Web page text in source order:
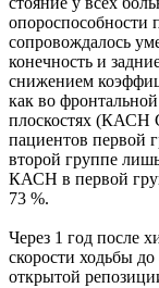
опороспособности
сопровождалось
конечность и
снижением
как во
плоскостях
пациентов первой
второй группе
КАСН в первой
73 %.
Через 1 год после
скорости ходьбы
открытой